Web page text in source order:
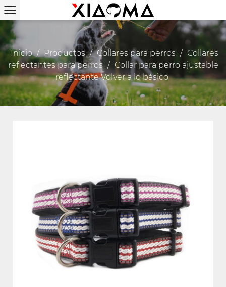
Inicio / Productos / Collares para perros / Collares
reflectantes para perros / Collar para perro ajustable
reflectante Volver a lo básico